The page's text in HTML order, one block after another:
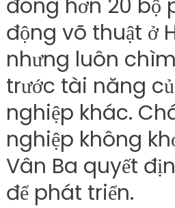
đóng hơn 20 bộ
động võ thuật ở
nhưng luôn
trước tài năng
nghiệp khác.
nghiệp không
Vân Ba quyết
để phát triển.